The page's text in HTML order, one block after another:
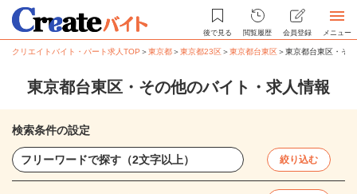
後で見る 閲覧履歴 会員登録 メニュー
クリエイトバイト・パート求人TOP ＞東京都＞東京都23区＞東京都台東区＞東京都台東区・そ
東京都台東区・その他のバイト・求人情報
検索条件の設定
絞り込む